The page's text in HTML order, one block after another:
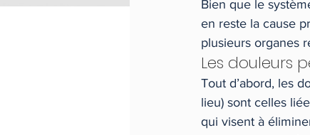
Bien que le
en reste la cause
plusieurs organes
Les douleurs
Tout d’abord, les
lieu) sont celles
qui visent à